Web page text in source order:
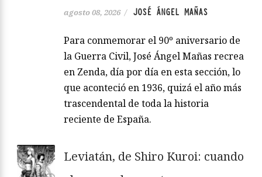
agosto 08, 2026 / JOSÉ ÁNGEL MAÑAS
Para conmemorar el 90º aniversario de
la Guerra Civil, José Ángel Mañas recrea
en Zenda, día por día en esta sección, lo
que aconteció en 1936, quizá el año más
trascendental de toda la historia
reciente de España.
Leviatán, de Shiro Kuroi: cuando